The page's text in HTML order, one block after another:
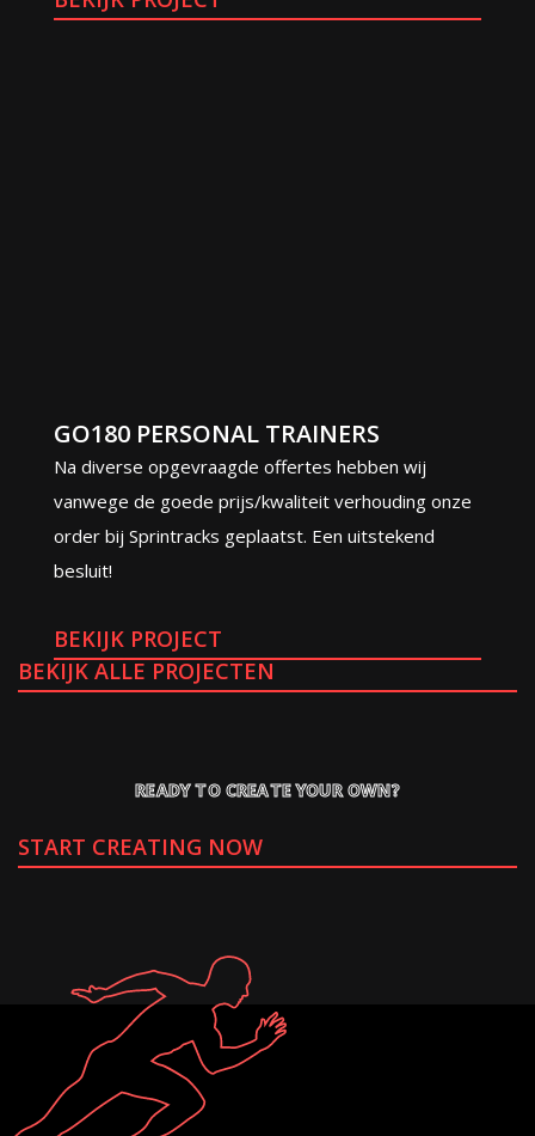
GO180 PERSONAL TRAINERS
Na diverse opgevraagde offertes hebben wij
vanwege de goede prijs/kwaliteit verhouding onze
order bij Sprintracks geplaatst. Een uitstekend
besluit!
BEKIJK PROJECT
BEKIJK ALLE PROJECTEN
READY TO CREATE YOUR OWN?
START CREATING NOW